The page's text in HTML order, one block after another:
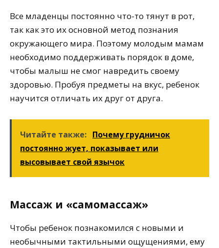
Все младенцы постоянно что-то тянут в рот,
так как это их основной метод познания
окружающего мира. Поэтому молодым мамам
необходимо поддерживать порядок в доме,
чтобы малыш не смог навредить своему
здоровью. Пробуя предметы на вкус, ребенок
научится отличать их друг от друга.
Читайте также: Почему грудничок
постоянно жует, показывает или
высовывает свой язычок
Массаж и «самомассаж»
Чтобы ребенок познакомился с новыми и
необычными тактильными ощущениями, ему